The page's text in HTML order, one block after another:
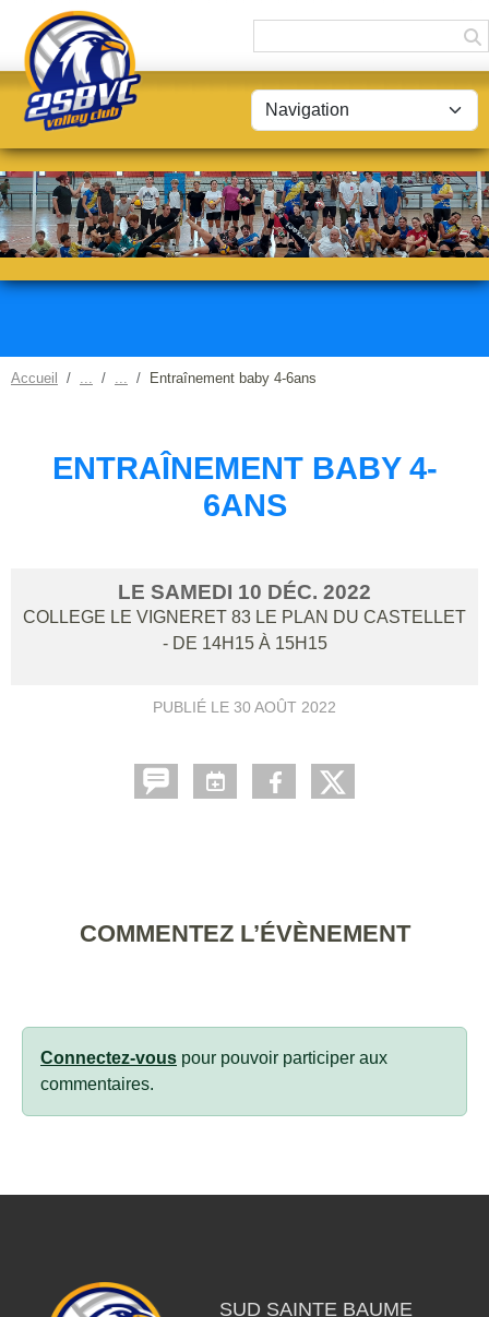
Accueil Entraînement baby 4-6ans
ENTRAÎNEMENT BABY 4-
6ANS
LE SAMEDI 10 DÉC. 2022
COLLEGE LE VIGNERET 83 LE PLAN DU CASTELLET
- DE 14H15 À 15H15
PUBLIÉ LE 30 AOÛT 2022
COMMENTEZ L’ÉVÈNEMENT
Connectez-vous pour pouvoir participer aux
commentaires.
SUD SAINTE BAUME
Panneau de gestion des cookies